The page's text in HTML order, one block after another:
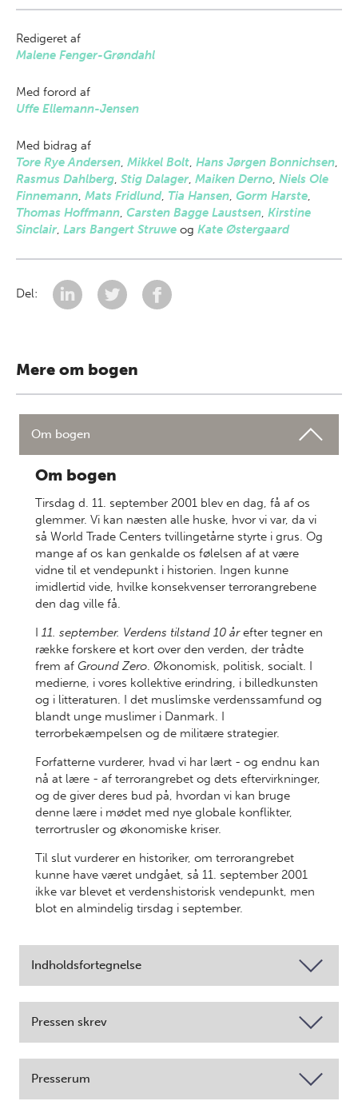
Redigeret af
Malene Fenger-Grøndahl
Med forord af
Uffe Ellemann-Jensen
Med bidrag af
Tore Rye Andersen, Mikkel Bolt, Hans Jørgen Bonnichsen,
Rasmus Dahlberg, Stig Dalager, Maiken Derno, Niels Ole
Finnemann, Mats Fridlund, Tia Hansen, Gorm Harste,
Thomas Hoffmann, Carsten Bagge Laustsen, Kirstine
Sinclair, Lars Bangert Struwe og Kate Østergaard
Del:
Mere om bogen
Om bogen
Om bogen
Tirsdag d. 11. september 2001 blev en dag, få af os
glemmer. Vi kan næsten alle huske, hvor vi var, da vi
så World Trade Centers tvillingetårne styrte i grus. Og
mange af os kan genkalde os følelsen af at være
vidne til et vendepunkt i historien. Ingen kunne
imidlertid vide, hvilke konsekvenser terrorangrebene
den dag ville få.
I 11. september. Verdens tilstand 10 årefter tegner en
række forskere et kort over den verden, der trådte
frem af Ground Zero. Økonomisk, politisk, socialt. I
medierne, i vores kollektive erindring, i billedkunsten
og i litteraturen. I det muslimske verdenssamfund og
blandt unge muslimer i Danmark. I
terrorbekæmpelsen og de militære strategier.
Forfatterne vurderer, hvad vi har lært - og endnu kan
nå at lære - af terrorangrebet og dets eftervirkninger,
og de giver deres bud på, hvordan vi kan bruge
denne lære i mødet med nye globale konflikter,
terrortrusler og økonomiske kriser.
Til slut vurderer en historiker, om terrorangrebet
kunne have været undgået, så 11. september 2001
ikke var blevet et verdenshistorisk vendepunkt, men
blot en almindelig tirsdag i september.
Indholdsfortegnelse
Pressen skrev
Presserum